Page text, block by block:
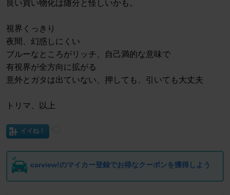
良い買い物化は随分と怪しいかも。
視界くっきり
夜間、幻惑しにくい
ブルーなところがリッチ、自己満的な意味で
有視界が全方向に拡がる
意外とガタは出ていない、押しても、引いても大丈夫
トリマ、以上
イイね！
carview!のマイカー登録でお得なクーポンを獲得しよう